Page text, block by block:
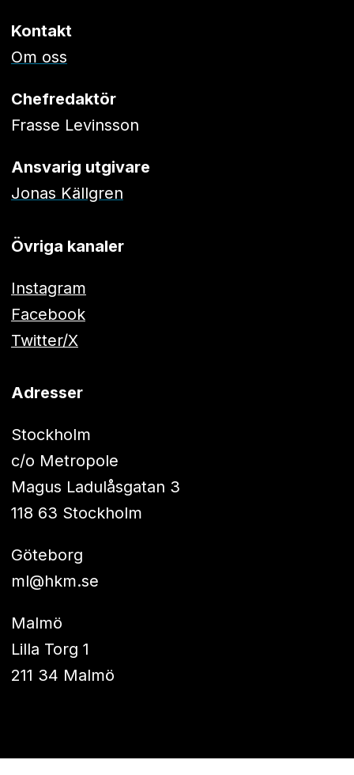
Kontakt
Om oss
Chefredaktör
Frasse Levinsson
Ansvarig utgivare
Jonas Källgren
Övriga kanaler
Instagram
Facebook
Twitter/X
Adresser
Stockholm
c/o Metropole
Magus Ladulåsgatan 3
118 63 Stockholm
Göteborg
ml@hkm.se
Malmö
Lilla Torg 1
211 34 Malmö